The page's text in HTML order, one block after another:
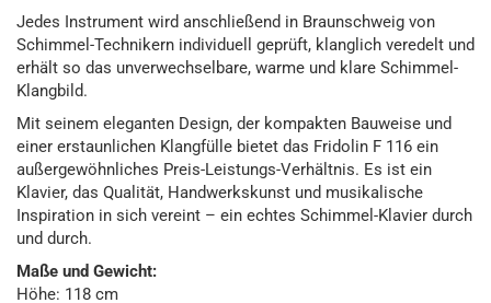
Jedes Instrument wird anschließend in Braunschweig von
Schimmel-Technikern individuell geprüft, klanglich veredelt und
erhält so das unverwechselbare, warme und klare Schimmel-
Klangbild.
Mit seinem eleganten Design, der kompakten Bauweise und
einer erstaunlichen Klangfülle bietet das Fridolin F 116 ein
außergewöhnliches Preis-Leistungs-Verhältnis. Es ist ein
Klavier, das Qualität, Handwerkskunst und musikalische
Inspiration in sich vereint – ein echtes Schimmel-Klavier durch
und durch.
Maße und Gewicht:
Höhe: 118 cm